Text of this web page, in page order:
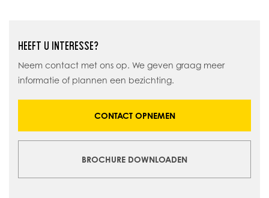
HEEFT U INTERESSE?
Neem contact met ons op. We geven graag meer
informatie of plannen een bezichting.
CONTACT OPNEMEN
BROCHURE DOWNLOADEN